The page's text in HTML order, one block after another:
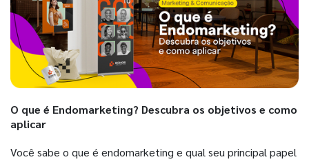
O que é Endomarketing? Descubra os objetivos e como
aplicar
Você sabe o que é endomarketing e qual seu principal papel